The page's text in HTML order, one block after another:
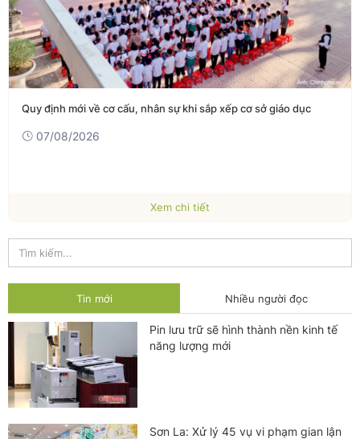
Quy định mới về cơ cấu, nhân sự khi sắp xếp cơ sở giáo dục
07/08/2026
Xem chi tiết
Tin mới Nhiều người đọc
Pin lưu trữ sẽ hình thành nền kinh tế
năng lượng mới
Sơn La: Xử lý 45 vụ vi phạm gian lận